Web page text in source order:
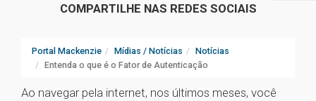
COMPARTILHE NAS REDES SOCIAIS
Portal Mackenzie Mídias / Notícias
Notícias
Entenda o que é o Fator de Autenticação
Ao navegar pela internet, nos últimos meses, você